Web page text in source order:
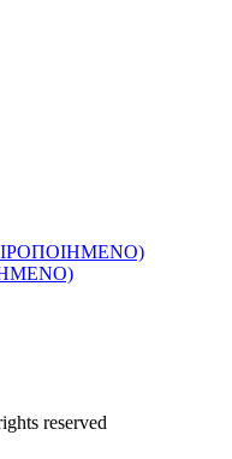
reserved